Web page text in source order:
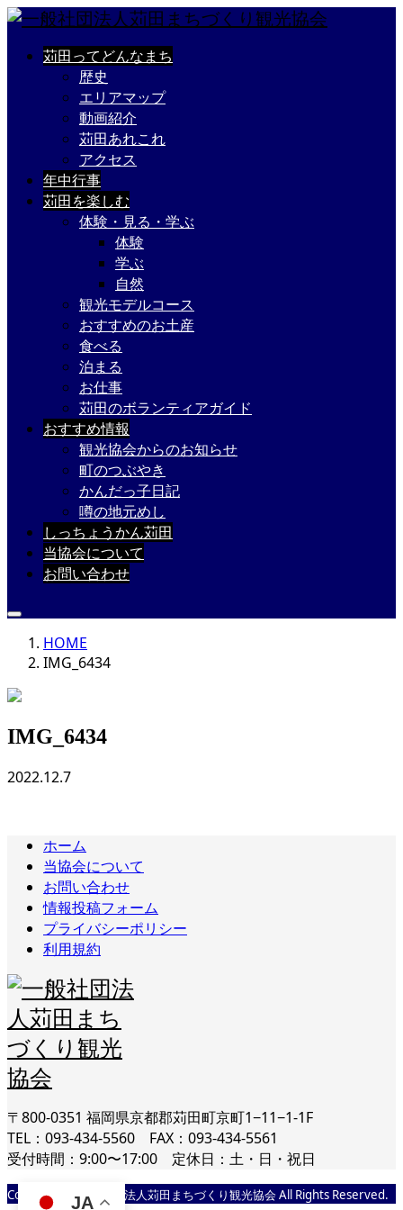
苅田ってどんなまち
歴史
エリアマップ
動画紹介
苅田あれこれ
アクセス
年中行事
苅田を楽しむ
体験・見る・学ぶ
体験
学ぶ
自然
観光モデルコース
おすすめのお土産
食べる
泊まる
お仕事
苅田のボランティアガイド
おすすめ情報
観光協会からのお知らせ
町のつぶやき
かんだっ子日記
噂の地元めし
しっちょうかん苅田
当協会について
お問い合わせ
HOME
IMG_6434
IMG_6434
2022.12.7
ホーム
当協会について
お問い合わせ
情報投稿フォーム
プライバシーポリシー
利用規約
〒800-0351 福岡県京都郡苅田町京町1−11−1-1F
TEL：093-434-5560 FAX：093-434-5561
受付時間：9:00〜17:00 定休日：土・日・祝日
Copyright © 一般社団法人苅田まちづくり観光協会 All Rights Reserved.
JA